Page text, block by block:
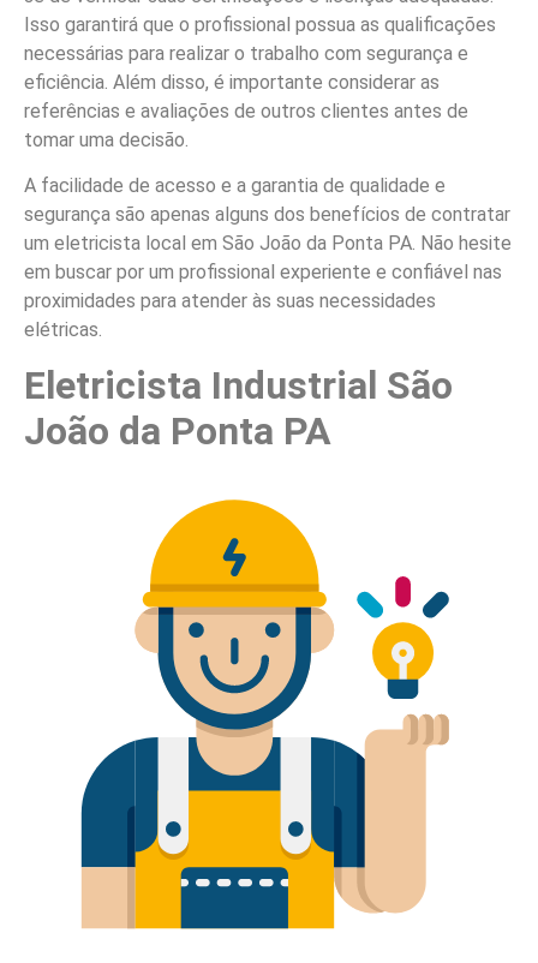
Isso garantirá que o profissional possua as qualificações
necessárias para realizar o trabalho com segurança e
eficiência. Além disso, é importante considerar as
referências e avaliações de outros clientes antes de
tomar uma decisão.
A facilidade de acesso e a garantia de qualidade e
segurança são apenas alguns dos benefícios de contratar
um eletricista local em São João da Ponta PA. Não hesite
em buscar por um profissional experiente e confiável nas
proximidades para atender às suas necessidades
elétricas.
Eletricista Industrial São
João da Ponta PA